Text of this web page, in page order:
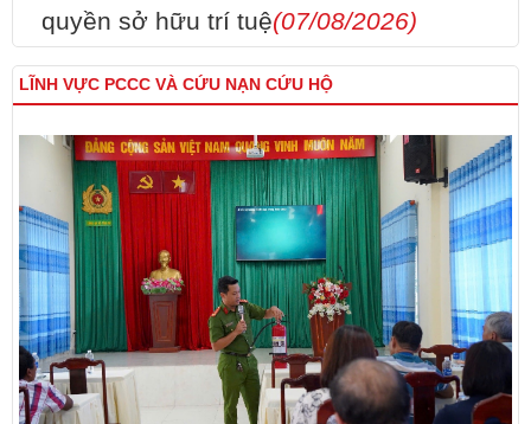
quyền sở hữu trí tuệ(07/08/2026)
LĨNH VỰC PCCC VÀ CỨU NẠN CỨU HỘ